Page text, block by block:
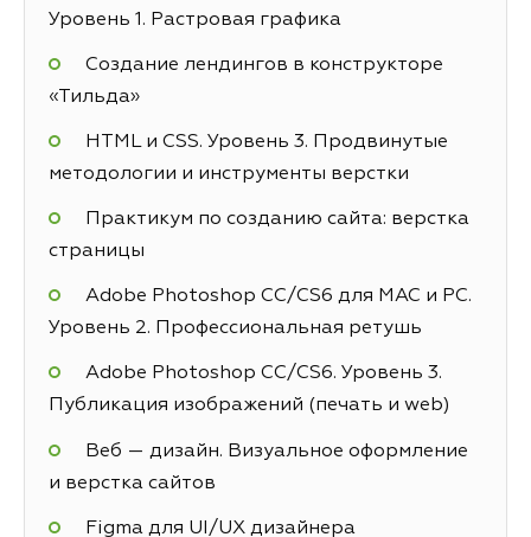
Уровень 1. Растровая графика
Создание лендингов в конструкторе
«Тильда»
HTML и CSS. Уровень 3. Продвинутые
методологии и инструменты верстки
Практикум по созданию сайта: верстка
страницы
Adobe Photoshop СС/CS6 для MAC и PC.
Уровень 2. Профессиональная ретушь
Adobe Photoshop СС/CS6. Уровень 3.
Публикация изображений (печать и web)
Веб — дизайн. Визуальное оформление
и верстка сайтов
Figma для UI/UX дизайнера